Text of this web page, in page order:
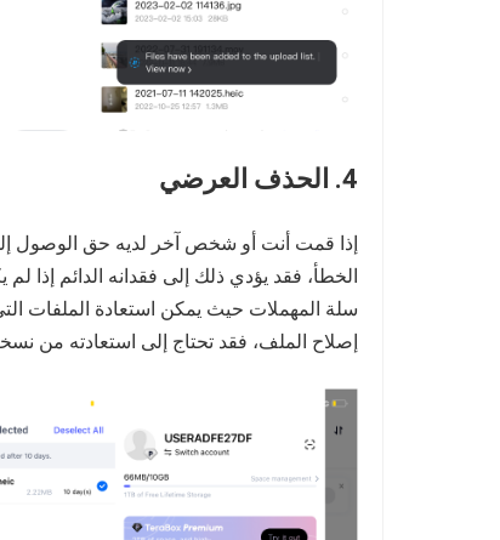
4. الحذف العرضي
إذا قمت أنت أو شخص آخر لديه حق الوصول
سلة المهملات حيث يمكن استعادة الملفات
إصلاح الملف، فقد تحتاج إلى استعادته من